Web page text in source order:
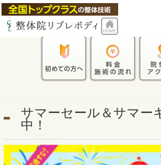
サマーセール＆サマー
中！